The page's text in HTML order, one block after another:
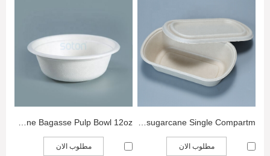
مطلوب الان مطلوب الان